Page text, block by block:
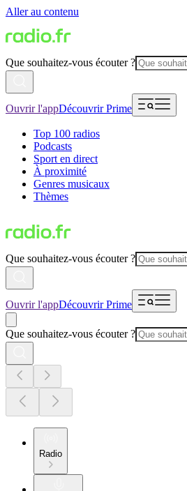
Aller au contenu
Que souhaitez-vous écouter ?
Ouvrir l'appDécouvrir Prime
Top 100 radios
Podcasts
Sport en direct
À proximité
Genres musicaux
Thèmes
Que souhaitez-vous écouter ?
Ouvrir l'appDécouvrir Prime
Que souhaitez-vous écouter ?
Radio